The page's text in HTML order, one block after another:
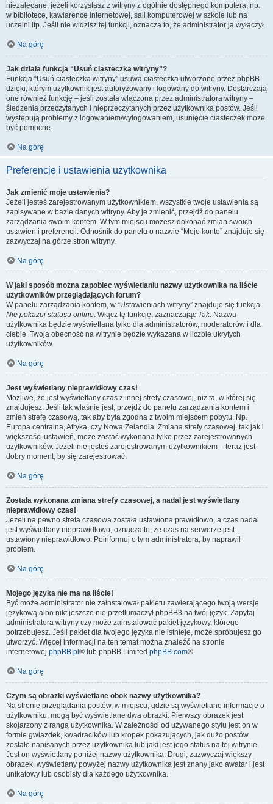
niezalecane, jeżeli korzystasz z witryny z ogólnie dostępnego komputera, np.
w bibliotece, kawiarence internetowej, sali komputerowej w szkole lub na
uczelni itp. Jeśli nie widzisz tej funkcji, oznacza to, że administrator ją wyłączył.
Na górę
Jak działa funkcja “Usuń ciasteczka witryny”?
Funkcja “Usuń ciasteczka witryny” usuwa ciasteczka utworzone przez phpBB
dzięki, którym użytkownik jest autoryzowany i logowany do witryny. Dostarczają
one również funkcję – jeśli została włączona przez administratora witryny –
śledzenia przeczytanych i nieprzeczytanych przez użytkownika postów. Jeśli
występują problemy z logowaniem/wylogowaniem, usunięcie ciasteczek może
być pomocne.
Na górę
Preferencje i ustawienia użytkownika
Jak zmienić moje ustawienia?
Jeżeli jesteś zarejestrowanym użytkownikiem, wszystkie twoje ustawienia są
zapisywane w bazie danych witryny. Aby je zmienić, przejdź do panelu
zarządzania swoim kontem. W tym miejscu możesz dokonać zmian swoich
ustawień i preferencji. Odnośnik do panelu o nazwie “Moje konto” znajduje się
zazwyczaj na górze stron witryny.
Na górę
W jaki sposób można zapobiec wyświetlaniu nazwy użytkownika na liście
użytkowników przeglądających forum?
W panelu zarządzania kontem, w “Ustawieniach witryny” znajduje się funkcja
Nie pokazuj statusu online. Włącz tę funkcję, zaznaczając Tak. Nazwa
użytkownika będzie wyświetlana tylko dla administratorów, moderatorów i dla
ciebie. Twoja obecność na witrynie będzie wykazana w liczbie ukrytych
użytkowników.
Na górę
Jest wyświetlany nieprawidłowy czas!
Możliwe, że jest wyświetlany czas z innej strefy czasowej, niż ta, w której się
znajdujesz. Jeśli tak właśnie jest, przejdź do panelu zarządzania kontem i
zmień strefę czasową, tak aby była zgodna z twoim miejscem pobytu. Np.
Europa centralna, Afryka, czy Nowa Zelandia. Zmiana strefy czasowej, tak jak i
większości ustawień, może zostać wykonana tylko przez zarejestrowanych
użytkowników. Jeżeli nie jesteś zarejestrowanym użytkownikiem – teraz jest
dobry moment, by się zarejestrować.
Na górę
Została wykonana zmiana strefy czasowej, a nadal jest wyświetlany
nieprawidłowy czas!
Jeżeli na pewno strefa czasowa została ustawiona prawidłowo, a czas nadal
jest wyświetlany nieprawidłowo, oznacza to, że czas na serwerze jest
ustawiony nieprawidłowo. Poinformuj o tym administratora, by naprawił
problem.
Na górę
Mojego języka nie ma na liście!
Być może administrator nie zainstalował pakietu zawierającego twoją wersję
językową albo nikt jeszcze nie przetłumaczył phpBB3 na twój język. Zapytaj
administratora witryny czy może zainstalować pakiet językowy, którego
potrzebujesz. Jeśli pakiet dla twojego języka nie istnieje, może spróbujesz go
utworzyć. Więcej informacji na ten temat można znaleźć na stronie
internetowej phpBB.pl ® lub phpBB Limited phpBB.com®
Na górę
Czym są obrazki wyświetlane obok nazwy użytkownika?
Na stronie przeglądania postów, w miejscu, gdzie są wyświetlane informacje o
użytkowniku, mogą być wyświetlane dwa obrazki. Pierwszy obrazek jest
skojarzony z rangą użytkownika. W zależności od używanego stylu jest on w
formie gwiazdek, kwadracików lub kropek pokazujących, jak dużo postów
zostało napisanych przez użytkownika lub jaki jest jego status na tej witrynie.
Jest on wyświetlany poniżej nazwy użytkownika. Drugi, zazwyczaj większy
obrazek, wyświetlany powyżej nazwy użytkownika jest znany jako awatar i jest
unikatowy lub osobisty dla każdego użytkownika.
Na górę